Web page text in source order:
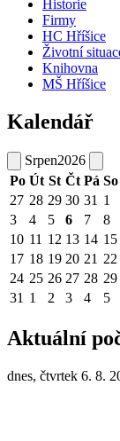
Historie
Firmy
HC Hříšice
Životní
Knihovna
MŠ Hříšice
Kalendář
Srpen2026
Po Út St Čt Pá So
27 28 29 30 31 1
3
4 5 6 7 8
10 11 12 13 14 15
17 18 19 20 21 22
24 25 26 27 28 29
31 1 2 3 4 5
Aktuální
dnes, čtvrtek 6. 8.